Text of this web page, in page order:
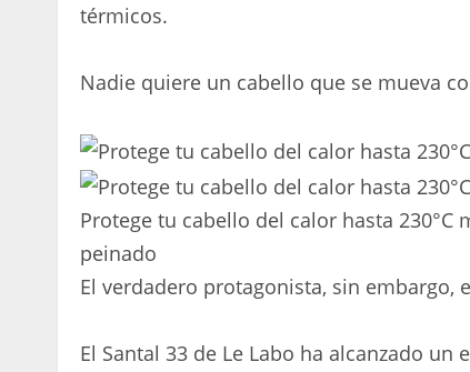
térmicos.
Nadie quiere un cabello que se mueva
Protege tu cabello del calor hasta
peinado
El verdadero protagonista, sin embargo,
El Santal 33 de Le Labo ha alcanzado